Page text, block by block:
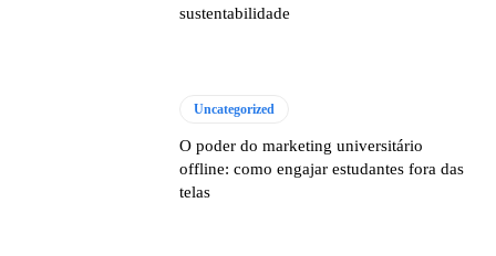
sustentabilidade
Uncategorized
O poder do marketing universitário
offline: como engajar estudantes fora das
telas